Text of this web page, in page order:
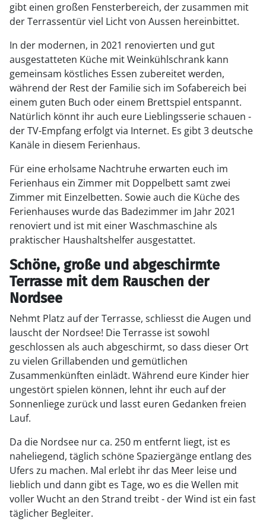
gibt einen großen Fensterbereich, der zusammen mit
der Terrassentür viel Licht von Aussen hereinbittet.
In der modernen, in 2021 renovierten und gut
ausgestatteten Küche mit Weinkühlschrank kann
gemeinsam köstliches Essen zubereitet werden,
während der Rest der Familie sich im Sofabereich bei
einem guten Buch oder einem Brettspiel entspannt.
Natürlich könnt ihr auch eure Lieblingsserie schauen -
der TV-Empfang erfolgt via Internet. Es gibt 3 deutsche
Kanäle in diesem Ferienhaus.
Für eine erholsame Nachtruhe erwarten euch im
Ferienhaus ein Zimmer mit Doppelbett samt zwei
Zimmer mit Einzelbetten. Sowie auch die Küche des
Ferienhauses wurde das Badezimmer im Jahr 2021
renoviert und ist mit einer Waschmaschine als
praktischer Haushaltshelfer ausgestattet.
Schöne, große und abgeschirmte
Terrasse mit dem Rauschen der
Nordsee
Nehmt Platz auf der Terrasse, schliesst die Augen und
lauscht der Nordsee! Die Terrasse ist sowohl
geschlossen als auch abgeschirmt, so dass dieser Ort
zu vielen Grillabenden und gemütlichen
Zusammenkünften einlädt. Während eure Kinder hier
ungestört spielen können, lehnt ihr euch auf der
Sonnenliege zurück und lasst euren Gedanken freien
Lauf.
Da die Nordsee nur ca. 250 m entfernt liegt, ist es
naheliegend, täglich schöne Spaziergänge entlang des
Ufers zu machen. Mal erlebt ihr das Meer leise und
lieblich und dann gibt es Tage, wo es die Wellen mit
voller Wucht an den Strand treibt - der Wind ist ein fast
täglicher Begleiter.